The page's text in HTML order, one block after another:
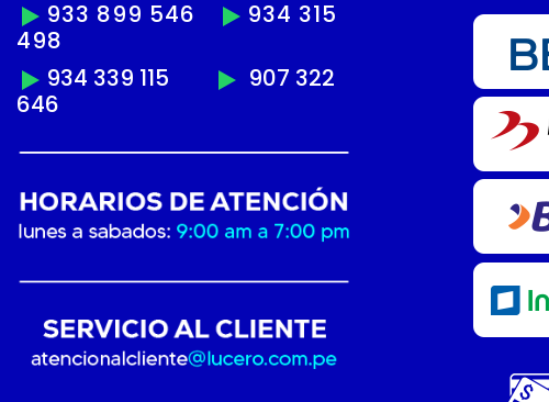
933 899 546
934 315
498
934 339 115
907 322
646